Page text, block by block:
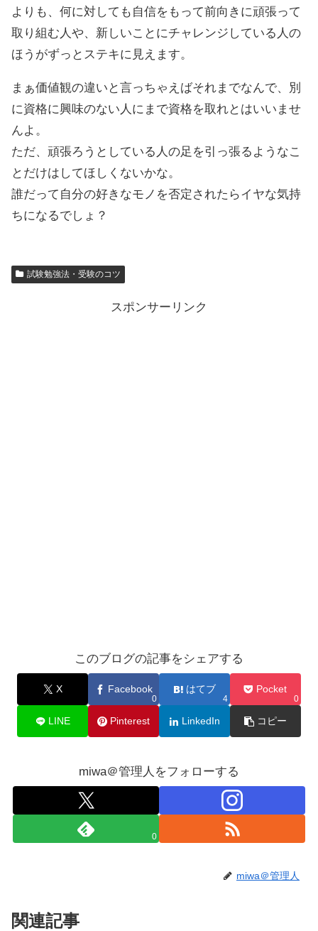
よりも、何に対しても自信をもって前向きに頑張って
取り組む人や、新しいことにチャレンジしている人の
ほうがずっとステキに見えます。
まぁ価値観の違いと言っちゃえばそれまでなんで、別
に資格に興味のない人にまで資格を取れとはいいませ
んよ。
ただ、頑張ろうとしている人の足を引っ張るようなこ
とだけはしてほしくないかな。
誰だって自分の好きなモノを否定されたらイヤな気持
ちになるでしょ？
試験勉強法・受験のコツ
スポンサーリンク
このブログの記事をシェアする
X Facebook
0
はてブ
4
Pocket
0
LINE Pinterest LinkedIn コピー
miwa＠管理人をフォローする
0
miwa＠管理人
関連記事